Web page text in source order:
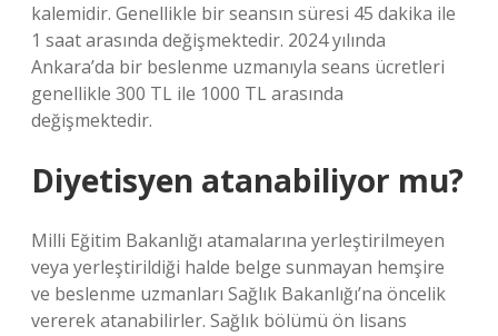
kalemidir. Genellikle bir seansın süresi 45 dakika ile
1 saat arasında değişmektedir. 2024 yılında
Ankara’da bir beslenme uzmanıyla seans ücretleri
genellikle 300 TL ile 1000 TL arasında
değişmektedir.
Diyetisyen atanabiliyor mu?
Milli Eğitim Bakanlığı atamalarına yerleştirilmeyen
veya yerleştirildiği halde belge sunmayan hemşire
ve beslenme uzmanları Sağlık Bakanlığı’na öncelik
vererek atanabilirler. Sağlık bölümü ön lisans